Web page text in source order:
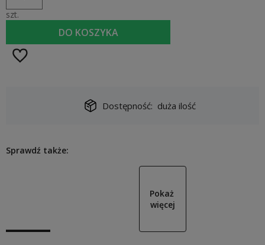
szt.
DO KOSZYKA
Dostępność: duża ilość
Sprawdź także:
Pokaż
więcej